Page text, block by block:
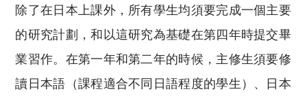
除了在日本上課外，所有學生均須要完成一個主要
的研究計劃，和以這研究為基礎在第四年時提交畢
業習作。在第一年和第二年的時候，主修生須要修
讀日本語（課程適合不同日語程度的學生）、日本